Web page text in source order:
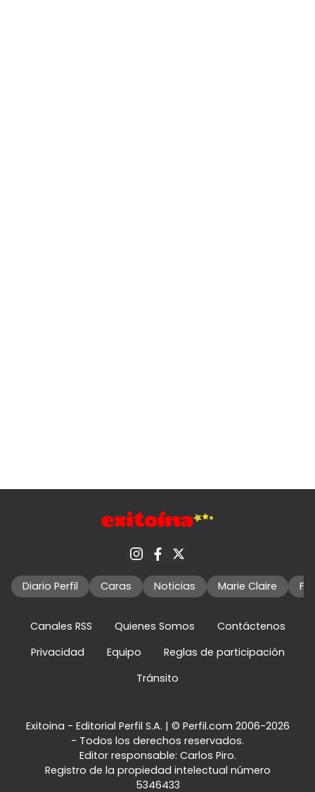
Diario Perfil Caras Noticias Marie Claire
Canales RSS Quienes Somos
Contáctenos
Privacidad
Equipo
Reglas de participación
Tránsito
Exitoina - Editorial Perfil S.A. | © Perfil.com 2006-2026
- Todos los derechos reservados.
Editor responsable: Carlos Piro.
Registro de la propiedad intelectual número
5346433